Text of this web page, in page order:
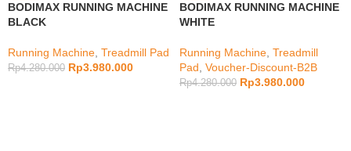
BODIMAX RUNNING MACHINE
BLACK
Running Machine Treadmill Pad
Rp4.280.000 Rp3.980.000
BODIMAX RUNNING MACHINE
WHITE
Running Machine Treadmill
Pad Voucher-Discount-B2B
Rp4.280.000 Rp3.980.000